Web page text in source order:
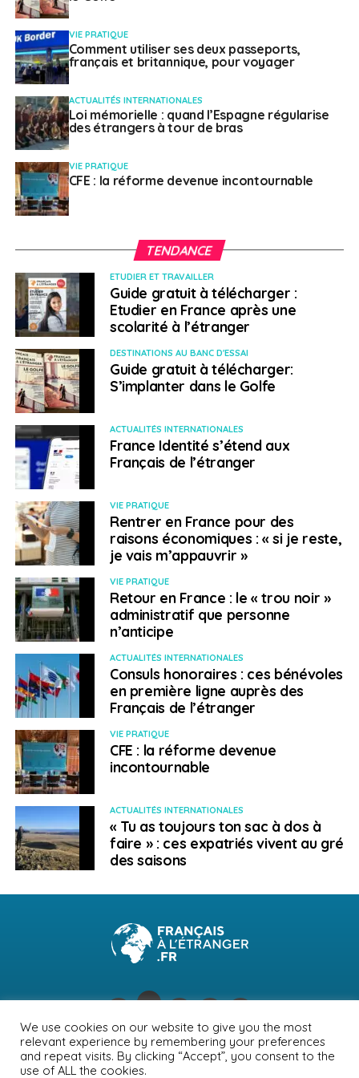
NE RATEZ PAS
Dépistage aux Etats-Unis, Liban, AEFE… L’actualité
politique du 22 au 28 août
Weena Truscelli
VIE PRATIQUE
Comment utiliser ses deux passeports,
français et britannique, pour voyager
ACTUALITÉS INTERNATIONALES
Loi mémorielle : quand l’Espagne régularise
des étrangers à tour de bras
VIE PRATIQUE
CFE : la réforme devenue incontournable
TENDANCE
ETUDIER ET TRAVAILLER
Guide gratuit à télécharger :
Etudier en France après une
scolarité à l’étranger
DESTINATIONS AU BANC D'ESSAI
Guide gratuit à télécharger:
S’implanter dans le Golfe
ACTUALITÉS INTERNATIONALES
France Identité s’étend aux
Français de l’étranger
VIE PRATIQUE
Rentrer en France pour des
raisons économiques : « si je reste,
je vais m’appauvrir »
VIE PRATIQUE
Retour en France : le « trou noir »
administratif que personne
n’anticipe
ACTUALITÉS INTERNATIONALES
Consuls honoraires : ces bénévoles
en première ligne auprès des
Français de l’étranger
VIE PRATIQUE
CFE : la réforme devenue
incontournable
ACTUALITÉS INTERNATIONALES
« Tu as toujours ton sac à dos à
faire » : ces expatriés vivent au gré
des saisons
NEWSLETTER PUBLICITÉ CONTACTS
MENTIONS LÉGALES
POLITIQUE DE CONFIDENTIALITÉ
We use cookies on our website to give you the most
relevant experience by remembering your preferences
and repeat visits. By clicking “Accept”, you consent to the
use of ALL the cookies.